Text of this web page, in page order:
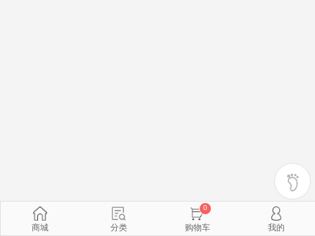
商城 分类
0
购物车 我的